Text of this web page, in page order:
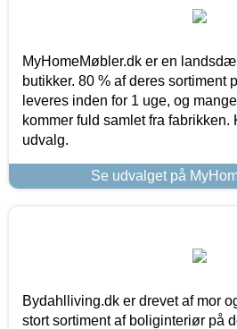
MyHomeMøbler.dk er en
butikker. 80 % af deres sortiment
leveres inden for 1 uge, og
kommer fuld samlet fra fabrikken.
udvalg.
Se udvalget på
Bydahlliving.dk er drevet af mor
stort sortiment af boliginteriør på